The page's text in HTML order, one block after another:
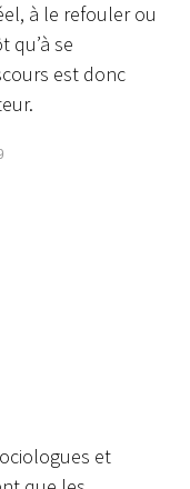
à le refouler ou
qu’à se
est donc
et